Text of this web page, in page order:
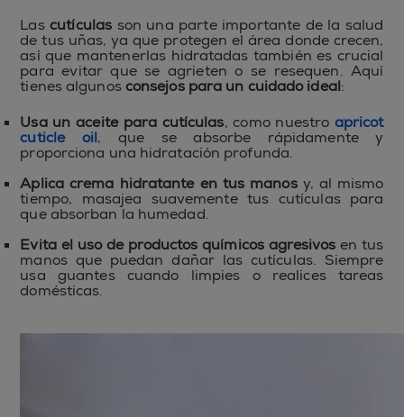
Lascutículas son una parte importante de la salud
de tus uñas, ya que protegen el área donde crecen,
así que mantenerlas hidratadas también es crucial
para evitar que se agrieten o se resequen. Aquí
tienes algunosconsejos para un cuidado ideal:
Usa un aceite para cutículas, como nuestro apricot
cuticle oil, que se absorbe rápidamente y
proporciona una hidratación profunda.
Aplica crema hidratante en tus manosy, al mismo
tiempo, masajea suavemente tus cutículas para
que absorban la humedad.
Evita el uso de productos químicos agresivos en tus
manos que puedan dañar las cutículas. Siempre
usa guantes cuando limpies o realices tareas
domésticas.